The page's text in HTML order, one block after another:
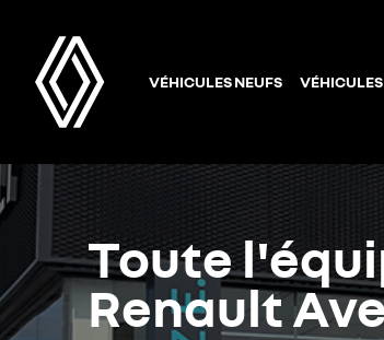
VÉHICULES NEUFS
Toute
Renault